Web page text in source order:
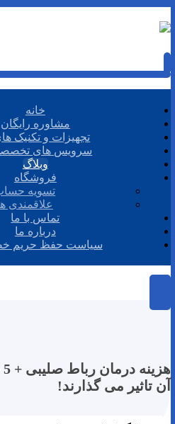
خانه
مشاوره رایگان
تجهیزات و تکنیک
سرویس های
وبلاگ
فروشگاه
تسویه
علاقمندی
تماس با ما
درباره ما
سیاست حفظ حریم
آن تاثیر می گذارند!